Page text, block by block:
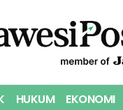
HUKUM EKONOMI